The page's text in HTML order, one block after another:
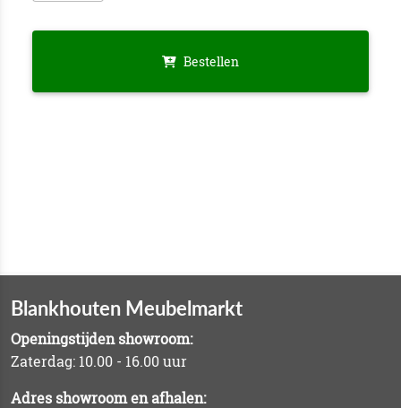
Bestellen
Blankhouten Meubelmarkt
Openingstijden showroom:
Zaterdag: 10.00 - 16.00 uur
Adres showroom en afhalen: